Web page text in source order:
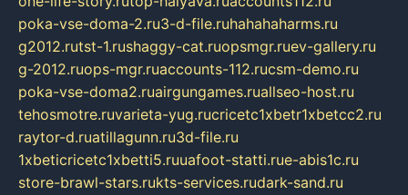
poka-vse-doma-2.ru3-d-file.ruhahahaharms.ru
g2012.rutst-1.rushaggy-cat.ruopsmgr.ruev-gallery.ru
g-2012.ruops-mgr.ruaccounts-112.rucsm-demo.ru
poka-vse-doma2.ruairgungames.ruallseo-host.ru
tehosmotre.ruvarieta-yug.rucricetc1xbetr1xbetcc2.ru
raytor-d.ruatillagunn.ru3d-file.ru
1xbeticricetc1xbetti5.ruuafoot-statti.rue-abis1c.ru
store-brawl-stars.rukts-services.rudark-sand.ru